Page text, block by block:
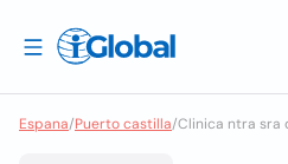
Espana/Puerto castilla/Clinica ntra sra